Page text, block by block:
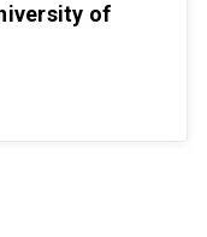
of